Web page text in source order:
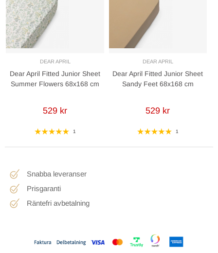
DEAR APRIL
Dear April Fitted Junior Sheet
Summer Flowers 68x168 cm
529 kr
1
DEAR APRIL
Dear April Fitted Junior Sheet
Sandy Feet 68x168 cm
529 kr
1
Snabba leveranser
Prisgaranti
Räntefri avbetalning